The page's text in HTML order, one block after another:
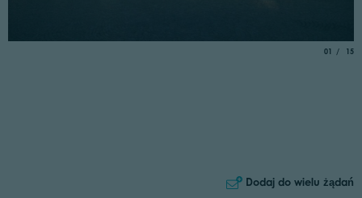
01 of
15
Dodaj do wielu żądań